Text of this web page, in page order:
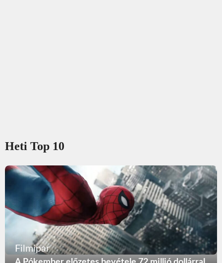
Heti Top 10
Filmipar